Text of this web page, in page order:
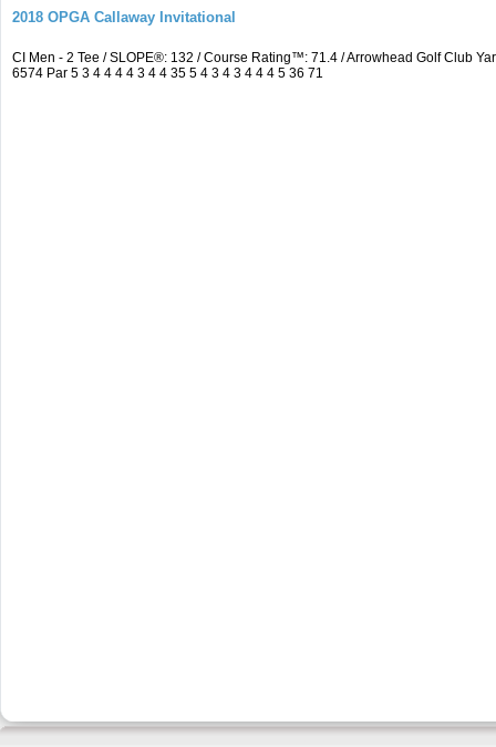
2018 OPGA Callaway Invitational
CI Men - 2 Tee / SLOPE®: 132 / Course Rating™: 71.4 / Arrowhead Golf Club
6574 Par 5 3 4 4 4 4 3 4 4 35 5 4 3 4 3 4 4 4 5 36 71